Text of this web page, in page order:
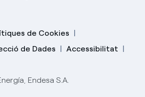
de Cookies
de Dades
Accessibilitat
Endesa S.A.